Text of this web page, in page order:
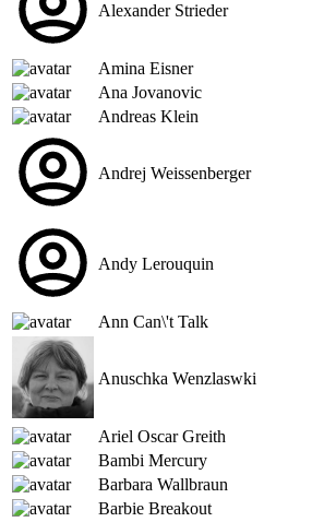
Alexander Strieder
Amina Eisner
Ana Jovanovic
Andreas Klein
Andrej Weissenberger
Andy Lerouquin
Ann Can\'t Talk
Anuschka Wenzlaswki
Ariel Oscar Greith
Bambi Mercury
Barbara Wallbraun
Barbie Breakout